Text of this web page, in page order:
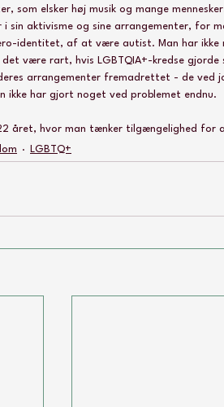
som elsker høj musik og mange
i sin aktivisme og sine arrangementer, for
identitet, af at være autist. Man har ikke
det være rart, hvis LGBTQIA+-kredse
arrangementer fremadrettet - de
ikke har gjort noget ved problemet endnu.
året, hvor man tænker tilgængelighed for
LGBTQ+